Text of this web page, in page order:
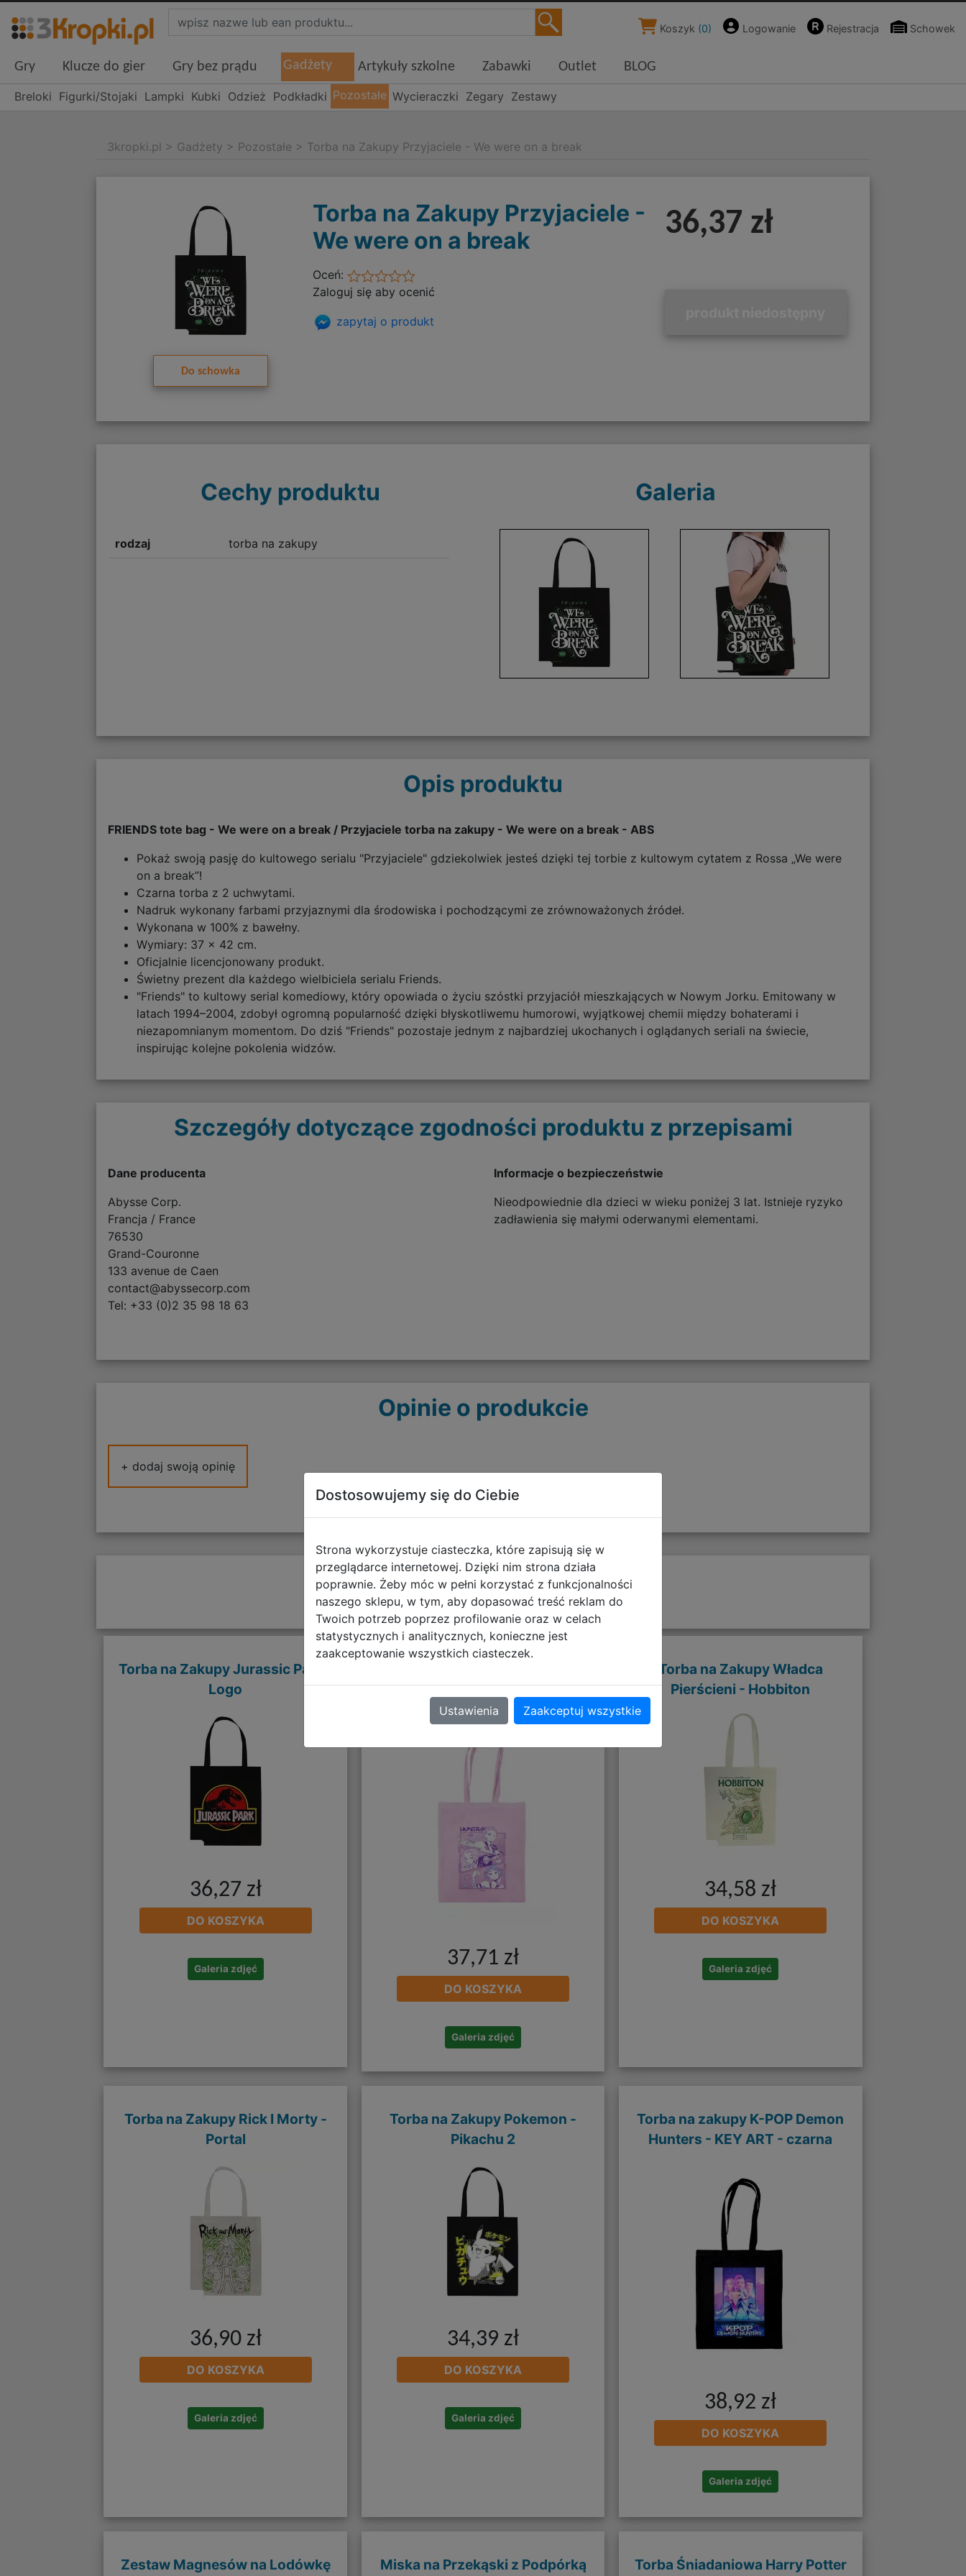
Koszyk (0) Logowanie Rejestracja Schowek
Gry Klucze do gier Gry bez prądu Gadżety Artykuły szkolne Zabawki Outlet BLOG
Breloki Figurki/Stojaki Lampki Kubki Odzież Podkładki Pozostałe Wycieraczki Zegary Zestawy
3kropki.pl > Gadżety > Pozostałe > Torba na Zakupy Przyjaciele - We were on a break
Do schowka
Torba na Zakupy Przyjaciele -
We were on a break
Oceń:
Zaloguj się aby ocenić
zapytaj o produkt
36,37 zł
Cechy produktu
rodzaj torba na zakupy
Galeria
Opis produktu
FRIENDS tote bag - We were on a break / Przyjaciele torba na zakupy - We were on a break - ABS
Pokaż swoją pasję do kultowego serialu "Przyjaciele" gdziekolwiek jesteś dzięki tej torbie z kultowym cytatem z Rossa „We were
on a break”!
Czarna torba z 2 uchwytami.
Nadruk wykonany farbami przyjaznymi dla środowiska i pochodzącymi ze zrównoważonych źródeł.
Wykonana w 100% z bawełny.
Wymiary: 37 x 42 cm.
Oficjalnie licencjonowany produkt.
Świetny prezent dla każdego wielbiciela serialu Friends.
"Friends" to kultowy serial komediowy, który opowiada o życiu szóstki przyjaciół mieszkających w Nowym Jorku. Emitowany w
latach 1994–2004, zdobył ogromną popularność dzięki błyskotliwemu humorowi, wyjątkowej chemii między bohaterami i
niezapomnianym momentom. Do dziś "Friends" pozostaje jednym z najbardziej ukochanych i oglądanych seriali na świecie,
inspirując kolejne pokolenia widzów.
Szczegóły dotyczące zgodności produktu z przepisami
Dane producenta
Abysse Corp.
Francja / France
76530
Grand-Couronne
133 avenue de Caen
contact@abyssecorp.com
Tel: +33 (0)2 35 98 18 63
Informacje o bezpieczeństwie
Nieodpowiednie dla dzieci w wieku poniżej 3 lat. Istnieje ryzyko
zadławienia się małymi oderwanymi elementami.
Opinie o produkcie
+ dodaj swoją opinię
Polecane
Torba na Zakupy Jurassic Park -
Logo
36,27 zł
DO KOSZYKA
Galeria zdjęć
Hunters - różowy
37,71 zł
DO KOSZYKA
Galeria zdjęć
Torba na Zakupy Władca
Pierścieni - Hobbiton
34,58 zł
DO KOSZYKA
Galeria zdjęć
Torba na Zakupy Rick I Morty -
Portal
36,90 zł
DO KOSZYKA
Galeria zdjęć
Torba na Zakupy Pokemon -
Pikachu 2
34,39 zł
DO KOSZYKA
Galeria zdjęć
Torba na zakupy K-POP Demon
Hunters - KEY ART - czarna
38,92 zł
DO KOSZYKA
Galeria zdjęć
Zestaw Magnesów na Lodówkę
Miska na Przekąski z Podpórką
Torba Śniadaniowa Harry Potter
Dostosowujemy się do Ciebie
Strona wykorzystuje ciasteczka, które zapisują się w
przeglądarce internetowej. Dzięki nim strona działa
poprawnie. Żeby móc w pełni korzystać z funkcjonalności
naszego sklepu, w tym, aby dopasować treść reklam do
Twoich potrzeb poprzez profilowanie oraz w celach
statystycznych i analitycznych, konieczne jest
zaakceptowanie wszystkich ciasteczek.
Ustawienia Zaakceptuj wszystkie